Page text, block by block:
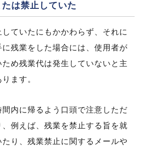
は禁止していた
ていたにもかかわらず、それに
残業をした場合には、使用者が
め残業代は発生していないと主
ます。
間内に帰るよう口頭で注意しただ
例えば、残業を禁止する旨を就
り、残業禁止に関するメールや